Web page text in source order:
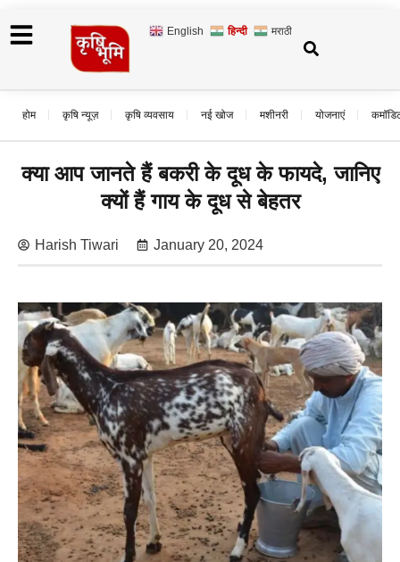
English हिन्दी मराठी
होम कृषि न्यूज़ कृषि व्यवसाय नई खोज मशीनरी योजनाएं
क्या आप जानते हैं बकरी के दूध के फायदे, जानिए
क्यों हैं गाय के दूध से बेहतर
Harish Tiwari January 20, 2024